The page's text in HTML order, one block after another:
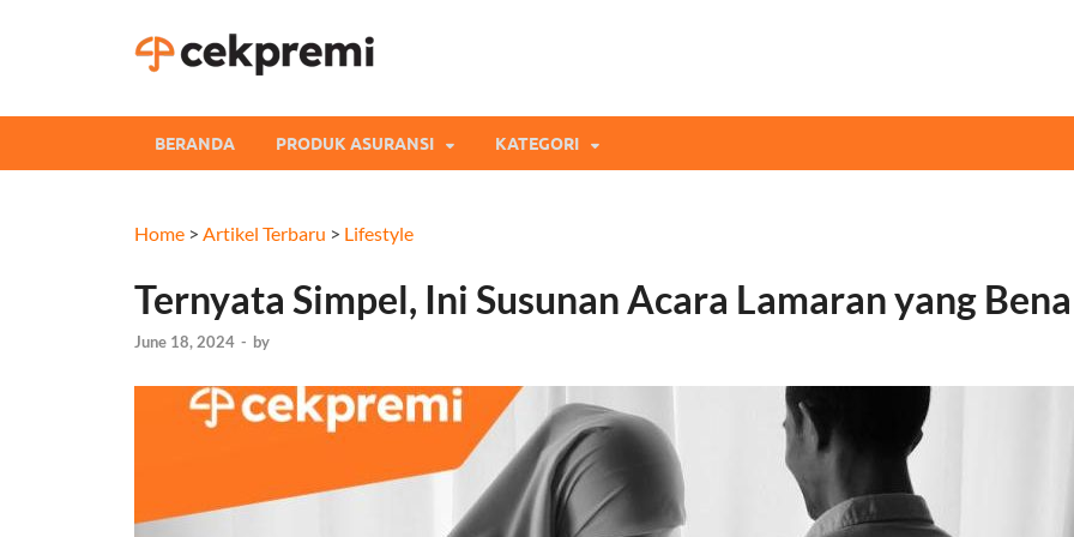
BERANDA PRODUK ASURANSI KATEGORI
Home > Artikel Terbaru > Lifestyle
Ternyata Simpel, Ini Susunan Acara Lamaran yang
June 18, 2024 - by